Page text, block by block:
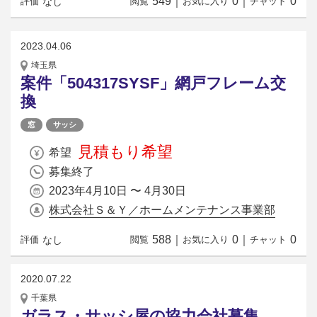
2023.04.06
埼玉県
案件「504317SYSF」網戸フレーム交
換
窓 サッシ
希望 見積もり希望
募集終了
2023年4月10日 〜 4月30日
株式会社Ｓ＆Ｙ／ホームメンテナンス事業部
評価 なし 閲覧 588 お気に入り 0 チャット 0
2020.07.22
千葉県